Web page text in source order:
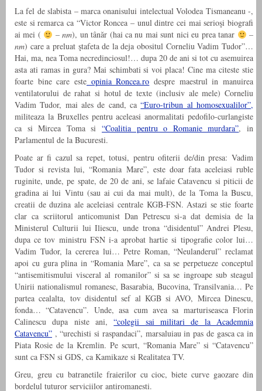
La fel de slabista – marca onanisului intelectual Volodea Tismaneanu -,
este si remarca ca “Victor Roncea – unul dintre cei mai serioşi biografi
ai mei (
–nm), un tânăr (hai ca nu mai sunt nici eu prea tanar
–
nm) care a preluat ştafeta de la deja obositul Corneliu Vadim Tudor”…
Hai, ma, nea Toma necredinciosul!… dupa 20 de ani si tot cu asemuirea
asta ati ramas in gura? Mai schimbati si voi placa! Cine ma citeste stie
foarte bine care este opinia Roncea.ro despre maestrul in manuirea
ventilatorului de rahat si hotul de texte (inclusiv ale mele) Corneliu
Vadim Tudor, mai ales de cand, ca“Euro-tribun al homosexualilor”,
militeaza la Bruxelles pentru aceleasi anormalitati pedofilo-curlangiste
ca si Mircea Toma si “Coalitia pentru o Romanie murdara”, in
Parlamentul de la Bucuresti.
Poate ar fi cazul sa repet, totusi, pentru ofiterii de/din presa: Vadim
Tudor si revista lui, “Romania Mare”, este doar fata aceleiasi ruble
ruginite, unde, pe spate, de 20 de ani, se lafaie Catavencu si piticii de
gradina ai lui Vintu (sau ai cui da mai mult), de la Toma la Buscu,
creatii de duzina ale aceleiasi centrale KGB-FSN. Astazi se stie foarte
clar ca scriitorul anticomunist Dan Petrescu si-a dat demisia de la
Ministerul Culturii lui Iliescu, unde trona “disidentul” Andrei Plesu,
dupa ce tov ministru FSN i-a aprobat hartie si tipografie color lui…
Vadim Tudor, la cererea lui… Petre Roman, “Neulanderul” reclamat
apoi cu gura plina in “Romania Mare”, ca sa se perpetueze conceptul
“antisemitismului visceral al romanilor” si sa se ingroape sub steagul
Unirii nationalismul romanesc, Basarabia, Bucovina, Transilvania… Pe
partea cealalta, tov disidentul sef al KGB si AVO, Mircea Dinescu,
fonda… “Catavencu”. Unde, asa cum avea sa marturiseasca Florin
Calinescu dupa niste ani,“colegii sai militari de la Academnia
Catavencu” , “urechisti si raspandaci”, marsaluiau in pas de gasca ca in
Piata Rosie de la Kremlin. Pe scurt, “Romania Mare” si “Catavencu”
sunt ca FSN si GDS, ca Kamikaze si Realitatea TV.
Greu, greu cu batranetile fraierilor cu cioc, biete curve gaozare din
bordelul tuturor serviciilor antiromanesti.